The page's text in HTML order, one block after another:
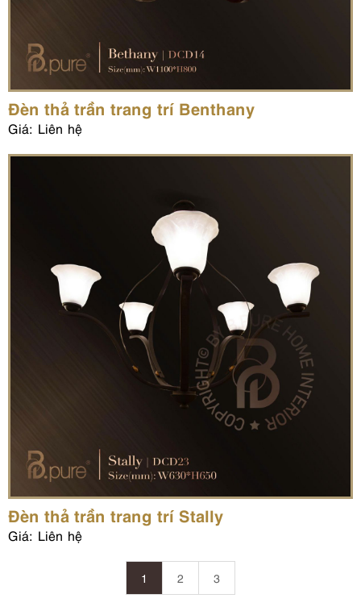
Đèn thả trần trang trí Benthany
Giá: Liên hệ
Đèn thả trần trang trí Stally
Giá: Liên hệ
1 2 3